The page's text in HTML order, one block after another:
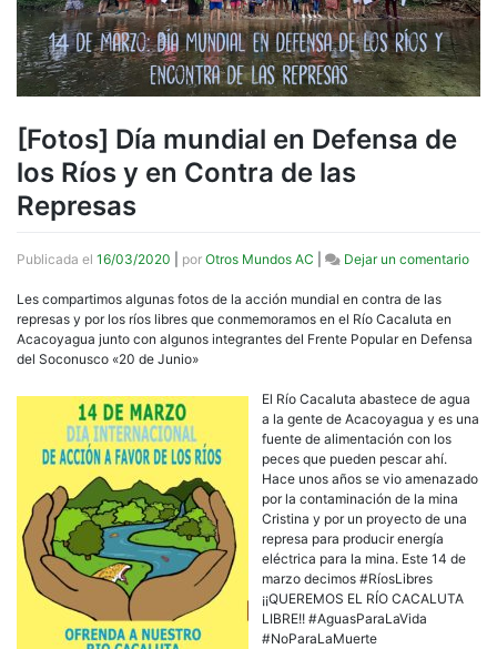
[Fotos] Día mundial en Defensa de
los Ríos y en Contra de las
Represas
Publicada el 16/03/2020 por Otros Mundos AC Dejar un comentarioen
en
los
Ríos
Les compartimos algunas fotos de la acción mundial en contra de las
represas y por los ríos libres que conmemoramos en el Río Cacaluta en
Acacoyagua junto con algunos integrantes del Frente Popular en Defensa
del Soconusco «20 de Junio»
El Río Cacaluta abastece de agua
a la gente de Acacoyagua y es una
fuente de alimentación con los
peces que pueden pescar ahí.
Hace unos años se vio amenazado
por la contaminación de la mina
Cristina y por un proyecto de una
represa para producir energía
eléctrica para la mina. Este 14 de
marzo decimos #RíosLibres
¡¡QUEREMOS EL RÍO CACALUTA
LIBRE!! #AguasParaLaVida
#NoParaLaMuerte